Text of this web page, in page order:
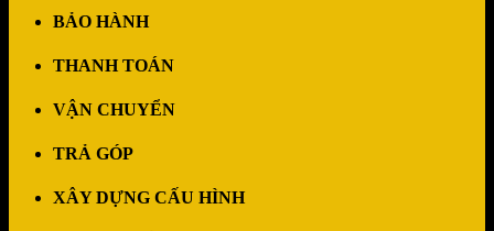
BẢO HÀNH
THANH TOÁN
VẬN CHUYỂN
TRẢ GÓP
XÂY DỰNG CẤU HÌNH